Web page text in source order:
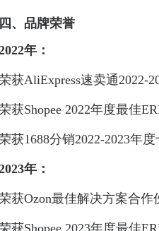
四、品牌荣誉
年：
获AliExpress速卖通2022-
获Shopee 2022年度最佳
获1688分销2022-2023年
年：
获Ozon最佳解决方案合作
获Shopee 2023年度最佳